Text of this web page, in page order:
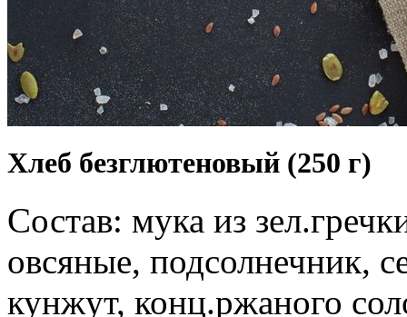
Хлеб безглютеновый (250 г)
Состав: мука из
овсяные, подсолнечник,
кунжут, конц.ржаного